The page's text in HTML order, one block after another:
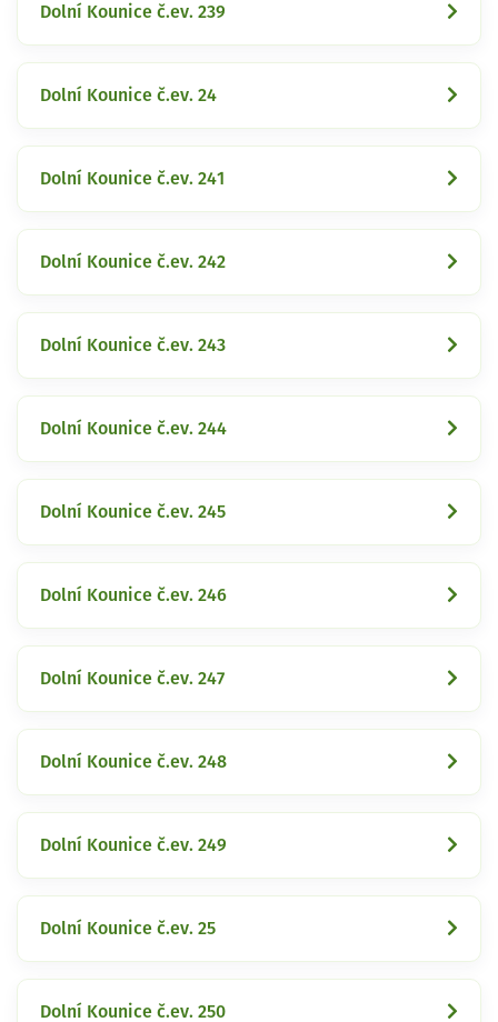
Dolní Kounice č.ev. 239
Dolní Kounice č.ev. 24
Dolní Kounice č.ev. 241
Dolní Kounice č.ev. 242
Dolní Kounice č.ev. 243
Dolní Kounice č.ev. 244
Dolní Kounice č.ev. 245
Dolní Kounice č.ev. 246
Dolní Kounice č.ev. 247
Dolní Kounice č.ev. 248
Dolní Kounice č.ev. 249
Dolní Kounice č.ev. 25
Dolní Kounice č.ev. 250